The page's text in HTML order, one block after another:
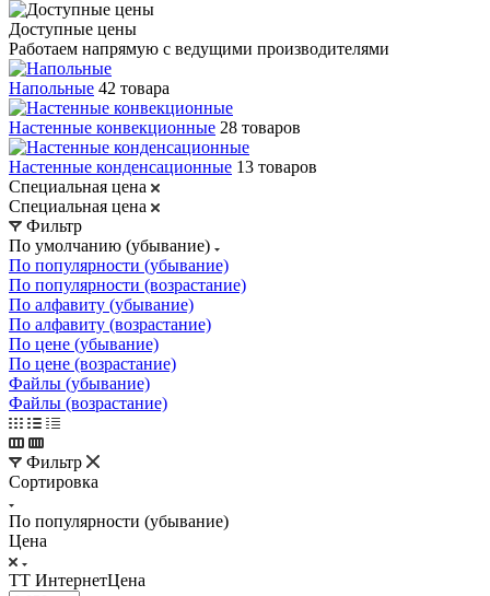
Доступные цены
Работаем напрямую с ведущими производителями
Напольные 42 товара
Настенные конвекционные 28 товаров
Настенные конденсационные 13 товаров
Специальная цена
Специальная цена
Фильтр
По умолчанию (убывание)
По популярности (убывание)
По популярности (возрастание)
По алфавиту (убывание)
По алфавиту (возрастание)
По цене (убывание)
По цене (возрастание)
Файлы (убывание)
Файлы (возрастание)
Фильтр
Сортировка
По популярности (убывание)
Цена
ТТ ИнтернетЦена